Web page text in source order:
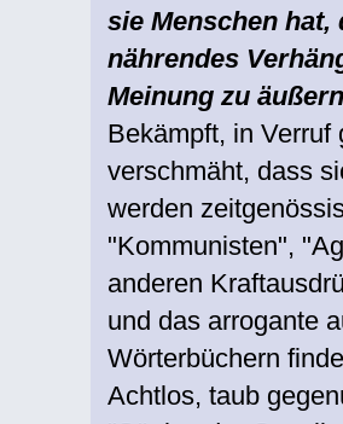
sie Menschen hat,
nährendes
Meinung zu
Bekämpft, in Verruf
verschmäht, dass
werden
"Kommunisten",
anderen
und das arrogante
Wörterbüchern
Achtlos, taub